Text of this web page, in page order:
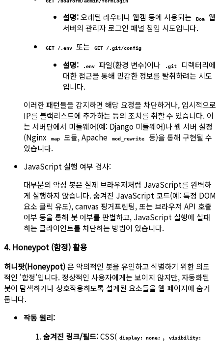
설명:오래된 라우터나 웹캠 등에 사용되는 Boa
웹
서버의 관리자 로그인 패널 침입 시도입니다.
GET /.env 또는 GET /.git/config
설명: .env 파일(환경 변수)이나 .git
디렉터리에
대한 접근을 통해 민감한 정보를 탈취하려는 시도
입니다.
이러한 패턴들을 감지하면 해당 요청을 차단하거나, 임시적으로
IP를 블랙리스트에 추가하는 등의 조치를 취할 수 있습니다. 이
는 서버단에서 미들웨어(예: Django 미들웨어)나 웹 서버 설정
(Nginx
map 모듈, Apache mod_rewrite
등)을 통해 구현될 수
있습니다.
JavaScript 실행 여부 검사:
대부분의 악성 봇은 실제 브라우저처럼 JavaScript를 완벽하
게 실행하지 않습니다. 숨겨진 JavaScript 코드(예: 특정 DOM
요소 클릭 유도), canvas 핑거프린팅, 또는 브라우저 API 호출
여부 등을 통해 봇 여부를 판별하고, JavaScript 실행에 실패
하는 클라이언트를 차단하는 방법이 있습니다.
4. Honeypot (함정) 활용
허니팟(Honeypot)은 악의적인 봇을 유인하고 식별하기 위한 의도
적인 '함정'입니다. 정상적인 사용자에게는 보이지 않지만, 자동화된
봇이 탐색하거나 상호작용하도록 설계된 요소들을 웹 페이지에 숨겨
둡니다.
작동 원리:
숨겨진 링크/필드:CSS( display: none; , visibility: